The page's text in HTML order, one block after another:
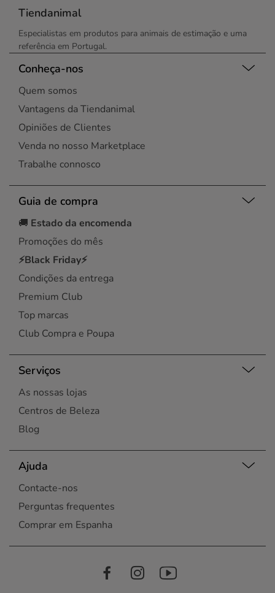
Tiendanimal
Especialistas em produtos para animais de estimação e uma
referência em Portugal.
Conheça-nos
Quem somos
Vantagens da Tiendanimal
Opiniões de Clientes
Venda no nosso Marketplace
Trabalhe connosco
Guia de compra
🚚 Estado da encomenda
Promoções do mês
⚡Black Friday⚡
Condições da entrega
Premium Club
Top marcas
Club Compra e Poupa
Serviços
As nossas lojas
Centros de Beleza
Blog
Ajuda
Contacte-nos
Perguntas frequentes
Comprar em Espanha